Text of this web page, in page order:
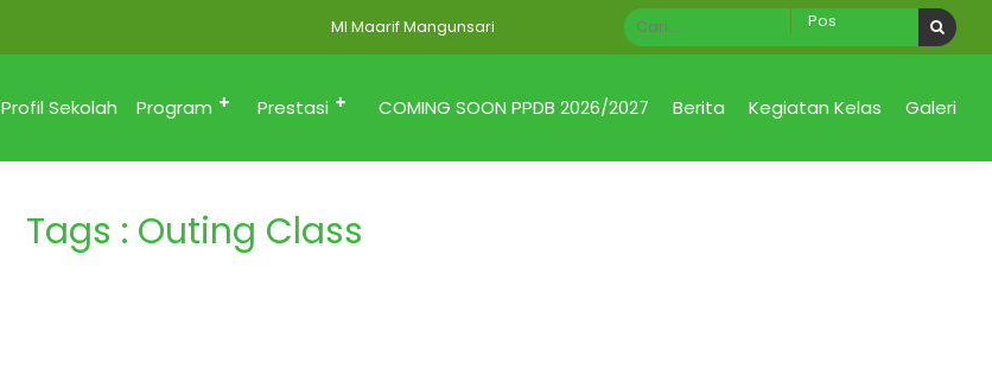
MI Maarif Mangunsari
Profil Sekolah Program Prestasi COMING SOON PPDB 2026/2027 Berita Kegiatan Kelas Galeri
Tags : Outing Class